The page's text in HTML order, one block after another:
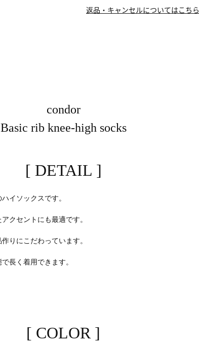
返品・キャンセルについてはこちら
condor
Basic rib knee-high socks
[ DETAIL ]
イソックスです。
クセントにも最適です。
りにこだわっています。
長く着用できます。
[ COLOR ]